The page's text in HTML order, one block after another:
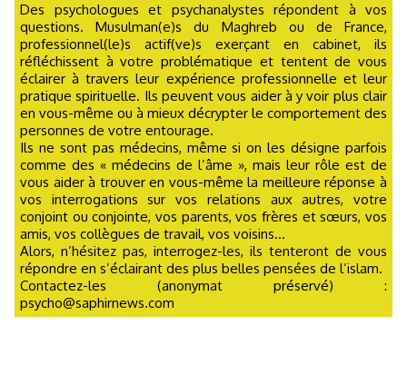
Des psychologues et psychanalystes répondent à vos
questions. Musulman(e)s du Maghreb ou de France,
professionnel(le)s actif(ve)s exerçant en cabinet, ils
réfléchissent à votre problématique et tentent de vous
éclairer à travers leur expérience professionnelle et leur
pratique spirituelle. Ils peuvent vous aider à y voir plus clair
en vous-même ou à mieux décrypter le comportement des
personnes de votre entourage.
Ils ne sont pas médecins, même si on les désigne parfois
comme des « médecins de l’âme », mais leur rôle est de
vous aider à trouver en vous-même la meilleure réponse à
vos interrogations sur vos relations aux autres, votre
conjoint ou conjointe, vos parents, vos frères et sœurs, vos
amis, vos collègues de travail, vos voisins...
Alors, n’hésitez pas, interrogez-les, ils tenteront de vous
répondre en s’éclairant des plus belles pensées de l’islam.
Contactez-les (anonymat préservé) :
psycho@saphirnews.com